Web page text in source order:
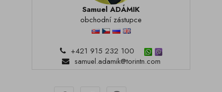
Samuel ADÁMIK
obchodní zástupce
+421 915 232 100
samuel.adamik@torintn.com